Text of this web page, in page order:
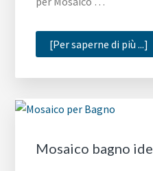
[Per saperne di più ...]
Mosaico bagno